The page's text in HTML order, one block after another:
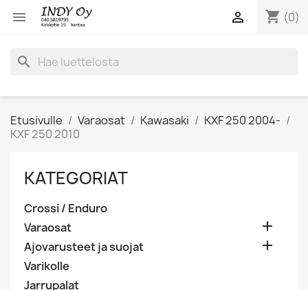
 shopping_cart (0)

search
Etusivulle Varaosat Kawasaki
KXF 250 2004-
KXF 250 2010
KATEGORIAT
Crossi / Enduro
Varaosat

Ajovarusteet ja suojat 
Varikolle
Jarrupalat